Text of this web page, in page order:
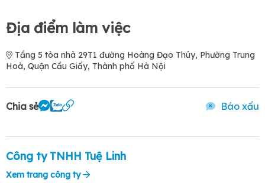
Địa điểm làm việc
Tầng 5 tòa nhà 29T1 đường Hoàng Đạo Thúy, Phường Trung
Hoà, Quận Cầu Giấy, Thành phố Hà Nội
Chia sẻ Báo xấu
Công ty TNHH Tuệ Linh
Xem trang công ty